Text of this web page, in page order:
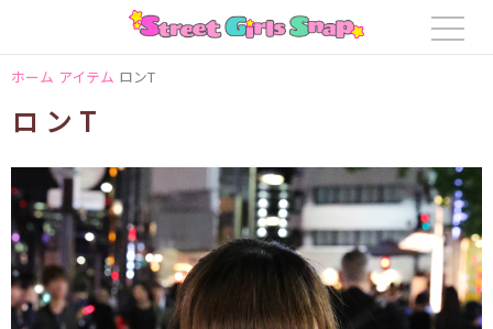
ホーム アイテム ロンT
ロンT